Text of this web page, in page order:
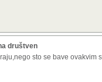
društven
sto se bave ovakvim